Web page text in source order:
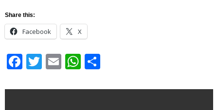
Share this:
Facebook X
Facebook
Twitter
EmailWhatsApp